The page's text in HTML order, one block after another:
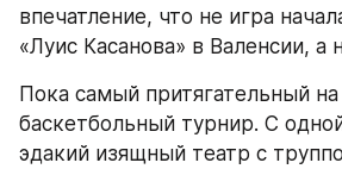
впечатление, что не игра
«Луис Касанова» в Валенсии, а
Пока самый притягательный
баскетбольный турнир. С
эдакий изящный театр с